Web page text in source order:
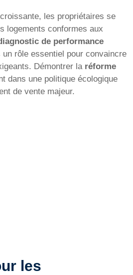
les propriétaires se
logements conformes aux
de performance
un rôle essentiel pour convaincre
Démontrer la réforme
dans une politique écologique
de vente majeur.
les